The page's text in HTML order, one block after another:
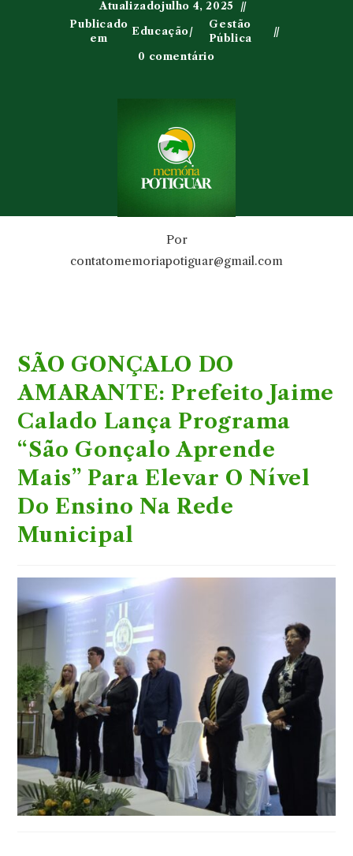
Atualizadojulho 4, 2025
Publicado
em
Educação/
Gestão
Pública
0 comentário
Por
contatomemoriapotiguar@gmail.com
SÃO GONÇALO DO
AMARANTE: Prefeito Jaime
Calado Lança Programa
“São Gonçalo Aprende
Mais” Para Elevar O Nível
Do Ensino Na Rede
Municipal